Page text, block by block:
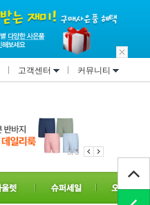
고객센터 커뮤니티
3/3